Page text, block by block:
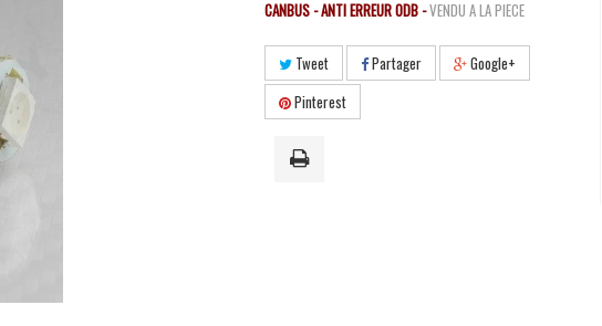
CANBUS - ANTI ERREUR ODB -VENDU A LA PIECE
Tweet Partager
Google+
Pinterest